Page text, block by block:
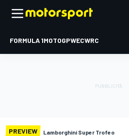
FORMULA 1MOTOGPWECWRC
PREVIEW Lamborghini Super Trofeo